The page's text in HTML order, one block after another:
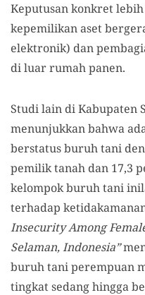
Keputusan konkret
kepemilikan aset
elektronik) dan
di luar rumah panen.
Studi lain di Kabupaten
menunjukkan bahwa
berstatus buruh tani
pemilik tanah dan 17,3
kelompok buruh tani
terhadap
Insecurity Among
Selaman, Indonesia”
buruh tani perempuan
tingkat sedang hingga